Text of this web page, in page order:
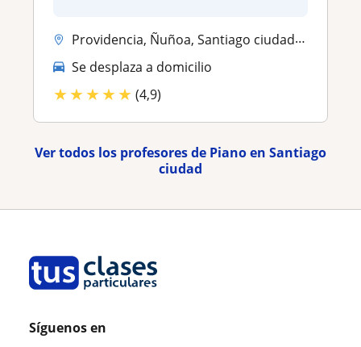
Providencia, Ñuñoa, Santiago ciudad, Las Condes, Vitacura
Se desplaza a domicilio
★★★★★ (4,9)
Ver todos los profesores de Piano en Santiago
ciudad
Síguenos en